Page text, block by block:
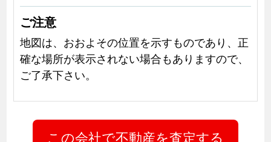
ご注意
地図は、おおよその位置を示すものであり、正
確な場所が表示されない場合もありますので、
ご了承下さい。